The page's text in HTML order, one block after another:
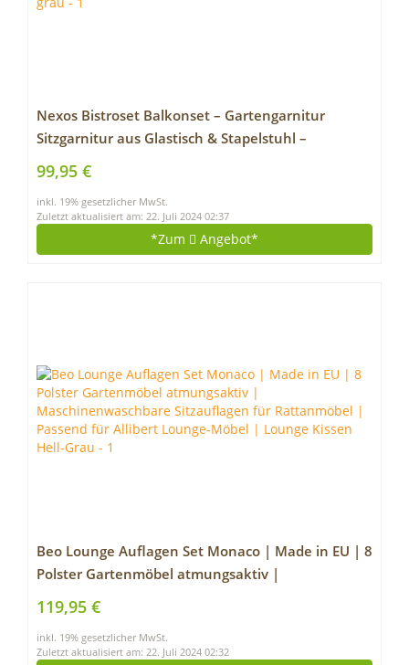
Nexos Bistroset Balkonset – Gartengarnitur
Sitzgarnitur aus Glastisch & Stapelstuhl –
Stahlgestell Kunststoff Glasplatte – robust
stapelbar – schwarz grau
99,95 €
inkl. 19% gesetzlicher MwSt.
Zuletzt aktualisiert am: 22. Juli 2024 02:37
*Zum Angebot*
Beo Lounge Auflagen Set Monaco | Made in EU | 8
Polster Gartenmöbel atmungsaktiv |
Maschinenwaschbare Sitzauflagen für
Rattanmöbel | Passend für Allibert Lounge-Möbel
| Lounge Kissen Hell-Grau
119,95 €
inkl. 19% gesetzlicher MwSt.
Zuletzt aktualisiert am: 22. Juli 2024 02:32